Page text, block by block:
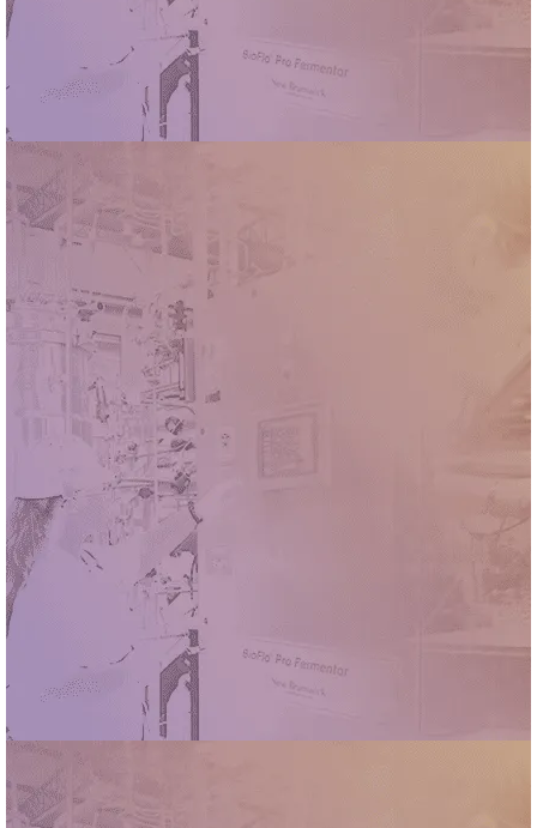
34ª EDIÇÃO DO PROGRAMA BOLSAS DE VERÃO
DO CNPEM SELECIONA UNIVERSITÁRIOS DA
CNPEM SEDIA EVENTO QUE AVALIA ACORDO
ENTRE BRASIL E CERN, E PROMOVE
COLABORAÇÃO COM MAIOR CENTRO DE FÍSICA